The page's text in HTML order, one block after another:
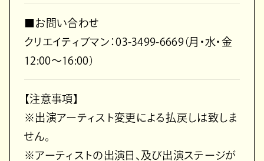
■お問い合わせ
クリエイティブマン：03-3499-6669（月・水・金
12:00～16:00）
【注意事項】
※出演アーティスト変更による払戻しは致しま
せん。
※アーティストの出演日、及び出演ステージが